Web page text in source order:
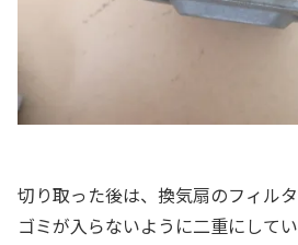
切り取った後は、換気扇のフィル
ゴミが入らないように二重にしてい